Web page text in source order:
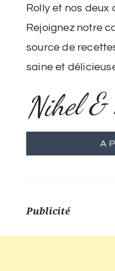
Rolly et nos deux
Rejoignez notre
source de
saine et
Nihel
A
Publicité